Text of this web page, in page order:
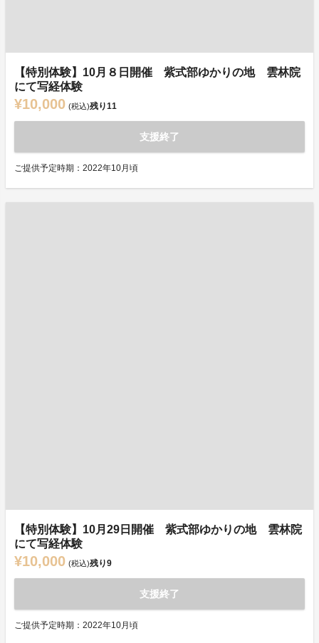
【特別体験】10月８日開催 紫式部ゆかりの地 雲林院
にて写経体験
¥10,000 (税込)残り11
支援終了
ご提供予定時期：2022年10月頃
【特別体験】10月29日開催 紫式部ゆかりの地 雲林院
にて写経体験
¥10,000 (税込)残り9
支援終了
ご提供予定時期：2022年10月頃